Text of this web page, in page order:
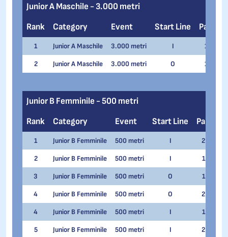
Junior A Maschile - 3.000 metri
Rank
Category Event Start Line Pair
1 Junior A Maschile 3.000 metri I 1
2 Junior A Maschile 3.000 metri O 1
Junior B Femminile - 500 metri
Rank
Category Event Start Line Pair
1 Junior B Femminile 500 metri I 2
2 Junior B Femminile 500 metri I 1
3 Junior B Femminile 500 metri O 1
4 Junior B Femminile 500 metri O 2
4 Junior B Femminile 500 metri I 1
5 Junior B Femminile 500 metri I 2